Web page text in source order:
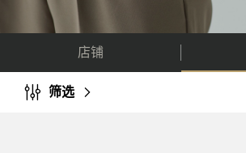
优惠及推广
关于
店铺
筛选